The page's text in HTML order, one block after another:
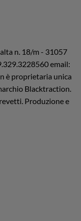
n. 18/m - 31057
email:
è proprietaria unica
Blacktraction.
Produzione e